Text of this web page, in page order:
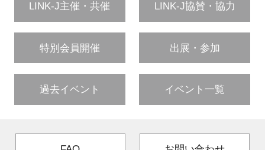
LINK-J主催・共催 LINK-J協賛・協力
特別会員開催 出展・参加
過去イベント イベント一覧